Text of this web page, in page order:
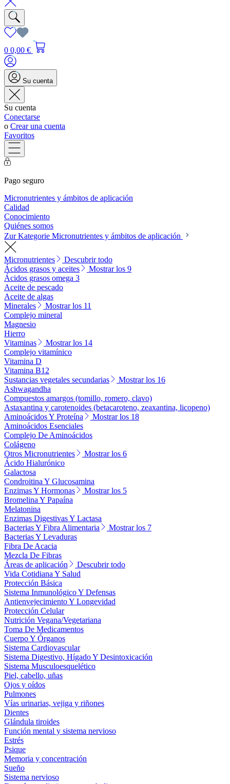
0 0,00 €
Su cuenta
Su cuenta
Conectarse
o Crear una cuenta
Favoritos
Pago seguro
Micronutrientes y ámbitos de aplicación
Calidad
Conocimiento
Quiénes somos
Zur Kategorie Micronutrientes y ámbitos de aplicación
Micronutrientes
Descubrir todo
Ácidos grasos y aceites
Mostrar los 9
Ácidos grasos omega 3
Aceite de pescado
Aceite de algas
Minerales
Mostrar los 11
Complejo mineral
Magnesio
Hierro
Vitaminas
Mostrar los 14
Complejo vitamínico
Vitamina D
Vitamina B12
Sustancias vegetales secundarias
Mostrar los 16
Ashwagandha
Compuestos amargos (tomillo, romero, clavo)
Astaxantina y carotenoides (betacaroteno, zeaxantina, licopeno)
Aminoácidos Y Proteína
Mostrar los 18
Aminoácidos Esenciales
Complejo De Aminoácidos
Colágeno
Otros Micronutrientes
Mostrar los 6
Ácido Hialurónico
Galactosa
Condroitina Y Glucosamina
Enzimas Y Hormonas
Mostrar los 5
Bromelina Y Papaína
Melatonina
Enzimas Digestivas Y Lactasa
Bacterias Y Fibra Alimentaria
Mostrar los 7
Bacterias Y Levaduras
Fibra De Acacia
Mezcla De Fibras
Áreas de aplicación
Descubrir todo
Vida Cotidiana Y Salud
Protección Básica
Sistema Inmunológico Y Defensas
Antienvejecimiento Y Longevidad
Protección Celular
Nutrición Vegana/Vegetariana
Toma De Medicamentos
Cuerpo Y Órganos
Sistema Cardiovascular
Sistema Digestivo, Hígado Y Desintoxicación
Sistema Musculoesquelético
Piel, cabello, uñas
Ojos y oídos
Pulmones
Vías urinarias, vejiga y riñones
Dientes
Glándula tiroides
Función mental y sistema nervioso
Estrés
Psique
Memoria y concentración
Sueño
Sistema nervioso